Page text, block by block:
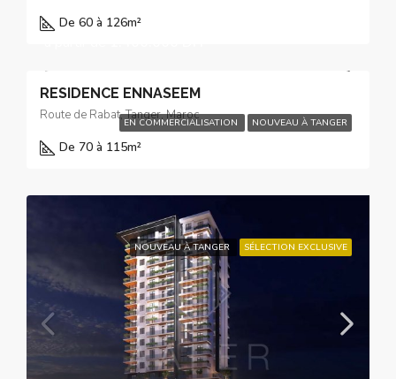
De 60 à 126m²
EN COMMERCIALISATION NOUVEAU À TANGER
RESIDENCE ENNASEEM
Route de Rabat, Tanger, Maroc
De 70 à 115m²
NOUVEAU À TANGER SÉLECTION EXCLUSIVE